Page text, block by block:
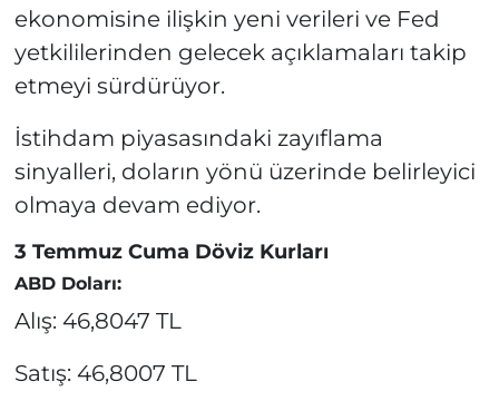
ekonomisine ilişkin yeni verileri ve Fed
yetkililerinden gelecek açıklamaları takip
etmeyi sürdürüyor.
İstihdam piyasasındaki zayıflama
sinyalleri, doların yönü üzerinde belirleyici
olmaya devam ediyor.
3 Temmuz Cuma Döviz Kurları
ABD Doları:
Alış: 46,8047 TL
Satış: 46,8007 TL